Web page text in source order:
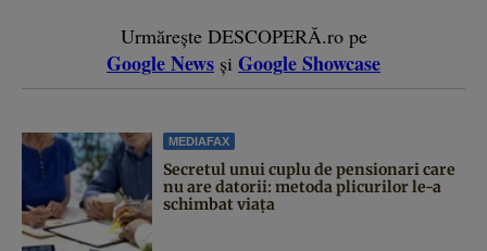
Urmărește DESCOPERĂ.ro pe
Google News și Google Showcase
MEDIAFAX
Secretul unui cuplu de pensionari care
nu are datorii: metoda plicurilor le-a
schimbat viața